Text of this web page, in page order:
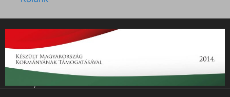
„Az Új Ember katolikus hetilap 2014. évi működésének